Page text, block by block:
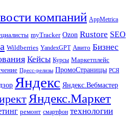
компаний AppMetrica
myTracker Ozon Rustore SEO
Wildberries YandexGPT Авито Бизнес
Кейсы Курсы Маркетплейс
Пресс-релизы ПромоСтраницы РСЯ
Яндекс Яндекс.Вебмастер
Яндекс.Маркет
ремонт смартфон технологии